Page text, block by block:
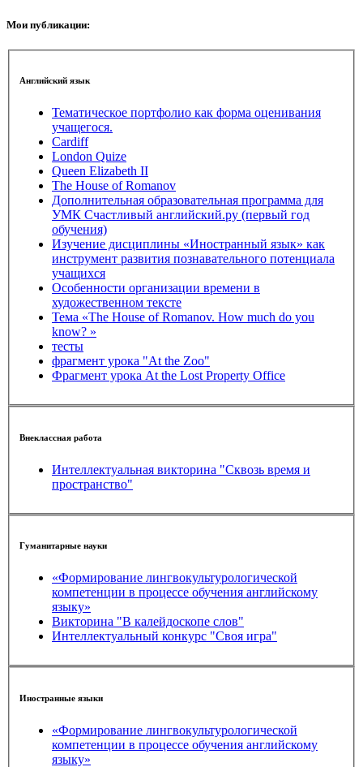
Мои публикации:
Английский язык
Тематическое портфолио как форма оценивания
учащегося.
Cardiff
London Quize
Queen Elizabeth II
The House of Romanov
Дополнительная образовательная программа для
УМК Счастливый английский.ру (первый год
обучения)
Изучение дисциплины «Иностранный язык» как
инструмент развития познавательного потенциала
учащихся
Особенности организации времени в
художественном тексте
Тема «The House of Romanov. How much do you
know? »
тесты
фрагмент урока "At the Zoo"
Фрагмент урока At the Lost Property Office
Внеклассная работа
Интеллектуальная викторина "Сквозь время и
пространство"
Гуманитарные науки
«Формирование лингвокультурологической
компетенции в процессе обучения английскому
языку»
Викторина "В калейдоскопе слов"
Интеллектуальный конкурс "Своя игра"
Иностранные языки
«Формирование лингвокультурологической
компетенции в процессе обучения английскому
языку»